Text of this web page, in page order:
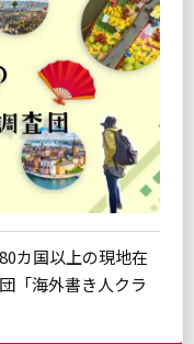
カ国以上の現地在
「海外書き人クラ